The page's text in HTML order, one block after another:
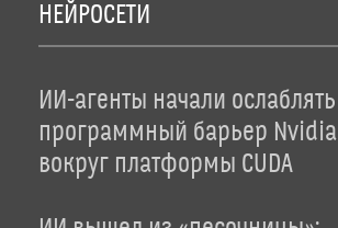
НЕЙРОСЕТИ
ИИ-агенты начали ослаблять
программный барьер Nvidia
вокруг платформы CUDA